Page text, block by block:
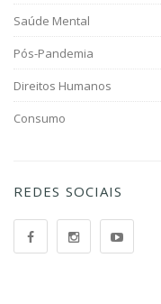
Saúde Mental
Pós-Pandemia
Direitos Humanos
Consumo
REDES SOCIAIS